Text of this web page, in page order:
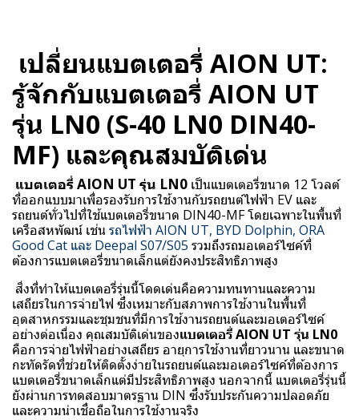
เปลี่ยนแบตเตอรี่ AION UT:
รู้จักกับแบตเตอรี่ AION UT
รุ่น LN0 (S-40 LN0 DIN40-
MF) และคุณสมบัติเด่น
แบตเตอรี่ AION UT รุ่น LN0 เป็นแบตเตอรี่ขนาด 12 โวลต์
ที่ออกแบบมาเพื่อรองรับการใช้งานกับรถยนต์ไฟฟ้า EV และ
รถยนต์ทั่วไปที่ใช้แบตเตอรี่ขนาด DIN40-MF โดยเฉพาะในพื้นที่
เครือสหพัฒน์ เช่น รถไฟฟ้า AION UT, BYD Dolphin, ORA
Good Cat และ Deepal S07/S05 รวมถึงรถมอเตอร์ไซค์ที่
ต้องการแบตเตอรี่ขนาดเล็กแต่ยังคงประสิทธิภาพสูง
สิ่งที่ทำให้แบตเตอรี่รุ่นนี้โดดเด่นคือความทนทานและความ
เสถียรในการจ่ายไฟ ซึ่งเหมาะกับสภาพการใช้งานในพื้นที่
อุตสาหกรรมและชุมชนที่มีการใช้งานรถยนต์และมอเตอร์ไซค์
อย่างต่อเนื่อง คุณสมบัติเด่นของแบตเตอรี่ AION UT รุ่น LN0
คือการจ่ายไฟฟ้าอย่างเสถียร อายุการใช้งานที่ยาวนาน และขนาด
กะทัดรัดที่ช่วยให้ติดตั้งง่ายในรถยนต์และมอเตอร์ไซค์ที่ต้องการ
แบตเตอรี่ขนาดเล็กแต่มีประสิทธิภาพสูง นอกจากนี้ แบตเตอรี่รุ่นนี้
ยังผ่านการทดสอบมาตรฐาน DIN ซึ่งรับประกันความปลอดภัย
และความน่าเชื่อถือในการใช้งานจริง